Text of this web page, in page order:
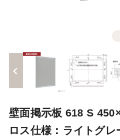
壁面掲示板 618 S
ロス仕様：ライトグレ